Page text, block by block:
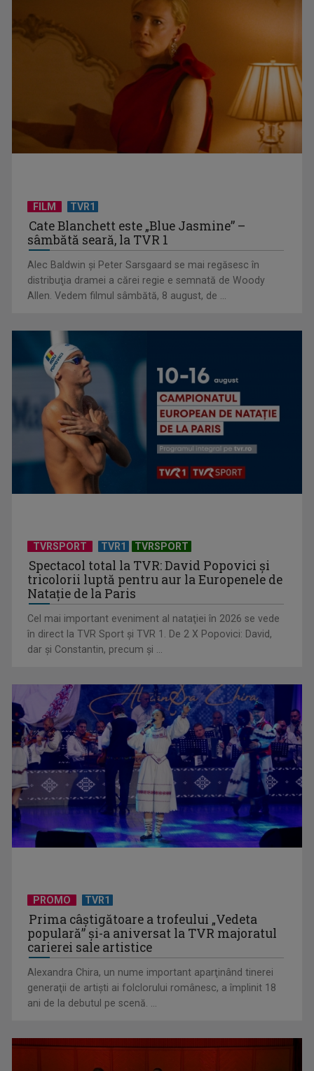
Virtuozitate și sonorităţi populare surprinzătoare, în a doua
Primul Palme d'Or al lui Emir Kusturica este „Filmul de artă”
de duminică, ...
Cum ar fi „Vacanţa în casa din Franţa”? Ne facem o idee
urmărind ...
loialitate și ...
Horaţiu Mălăele ...
FILM TVR1
Cate Blanchett este „Blue Jasmine” –
sâmbătă seară, la TVR 1
Alec Baldwin şi Peter Sarsgaard se mai regăsesc în
distribuţia dramei a cărei regie e semnată de Woody
Allen. Vedem filmul sâmbătă, 8 august, de ...
TVRSPORT TVR1 TVRSPORT
Spectacol total la TVR: David Popovici și
tricolorii luptă pentru aur la Europenele de
Natație de la Paris
Cel mai important eveniment al nataţiei în 2026 se vede
în direct la TVR Sport şi TVR 1. De 2 X Popovici: David,
dar şi Constantin, precum şi ...
PROMO TVR1
Prima câştigătoare a trofeului „Vedeta
populară” şi-a aniversat la TVR majoratul
carierei sale artistice
Alexandra Chira, un nume important aparţinând tinerei
generaţii de artişti ai folclorului românesc, a împlinit 18
ani de la debutul pe scenă. ...